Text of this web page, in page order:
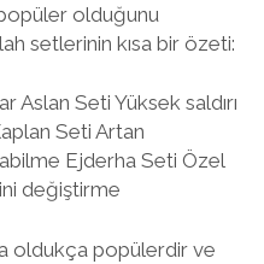
olduğunu
setlerinin kısa bir özeti:
Aslan Seti Yüksek saldırı
Seti Artan
Ejderha Seti Özel
değiştirme
oldukça popülerdir ve